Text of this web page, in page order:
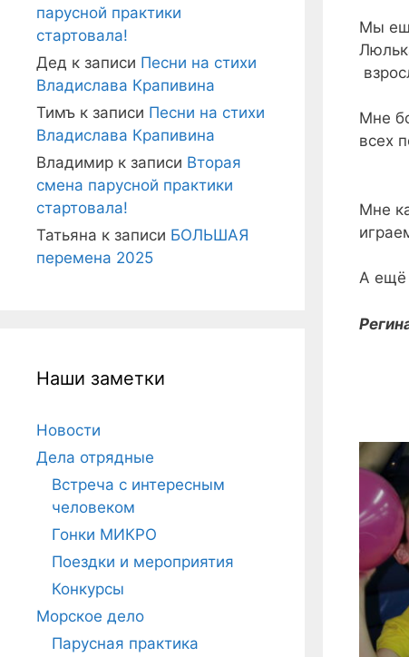
Мы
Мне
всех
Мне
А ещё
парусной практики
стартовала!
Дед к записи Песни на стихи
Владислава Крапивина
Тимъ к записи Песни на стихи
Владислава Крапивина
Владимир к записи Вторая
смена парусной практики
стартовала!
Татьяна к записи БОЛЬШАЯ
перемена 2025
Наши заметки
Новости
Дела отрядные
Встреча с интересным
человеком
Гонки МИКРО
Поездки и мероприятия
Конкурсы
Морское дело
Парусная практика